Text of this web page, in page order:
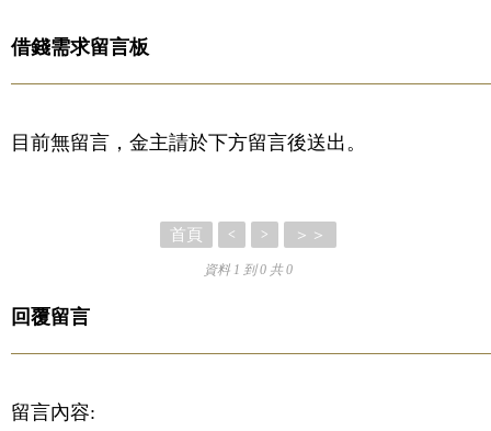
借錢需求留言板
目前無留言，金主請於下方留言後送出。
首頁 < > ＞＞
資料 1 到 0 共 0
回覆留言
留言內容: